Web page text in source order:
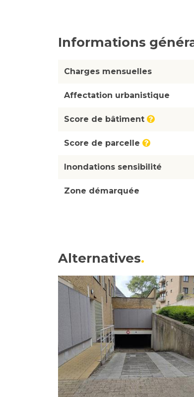
Informations
Charges mensuelles
Affectation urbanistique
Score de bâtiment
Score de parcelle
Inondations sensibilité
Zone démarquée
Alternatives